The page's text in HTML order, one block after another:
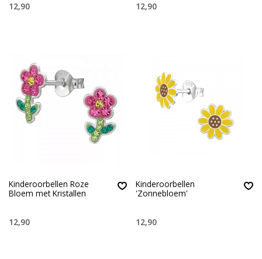
12,90 12,90
Kinderoorbellen Roze
Bloem met Kristallen
12,90
Kinderoorbellen
'Zonnebloem'
12,90